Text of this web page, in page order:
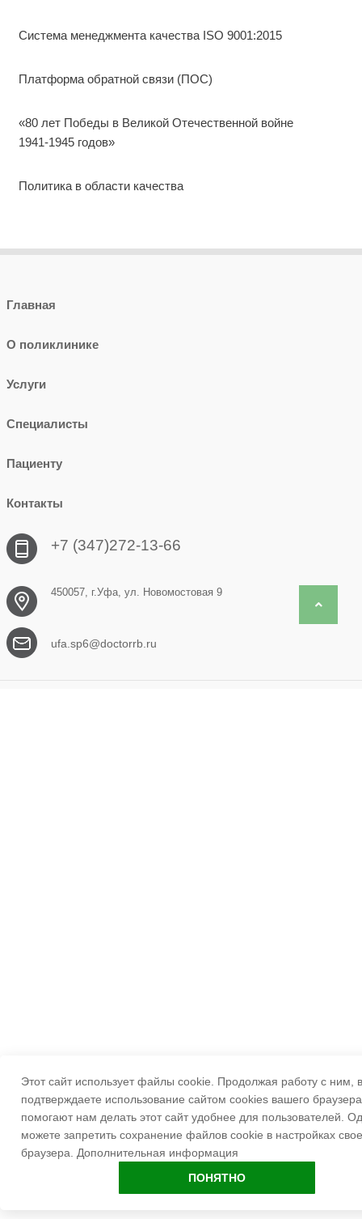
Система менеджмента качества ISO 9001:2015
Платформа обратной связи (ПОС)
«80 лет Победы в Великой Отечественной войне
1941-1945 годов»
Политика в области качества
Главная
О поликлинике
Услуги
Специалисты
Пациенту
Контакты
+7 (347)272-13-66
450057, г.Уфа, ул. Новомостовая 9
ufa.sp6@doctorrb.ru
Этот сайт использует файлы cookie. Продолжая работу с ним,
подтверждаете использование сайтом cookies вашего
помогают нам делать этот сайт удобнее для пользователей.
можете запретить сохранение файлов cookie в настройках
браузера. Дополнительная информация
ПОНЯТНО